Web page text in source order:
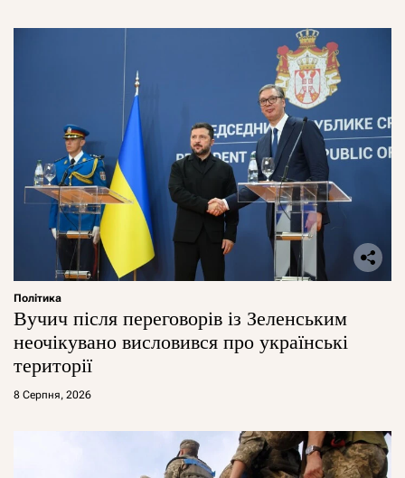
Політика
Вучич після переговорів із Зеленським
неочікувано висловився про українські
території
8 Серпня, 2026